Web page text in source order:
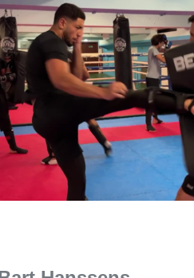
"Un nouveau club de
Hanssens
de plus en